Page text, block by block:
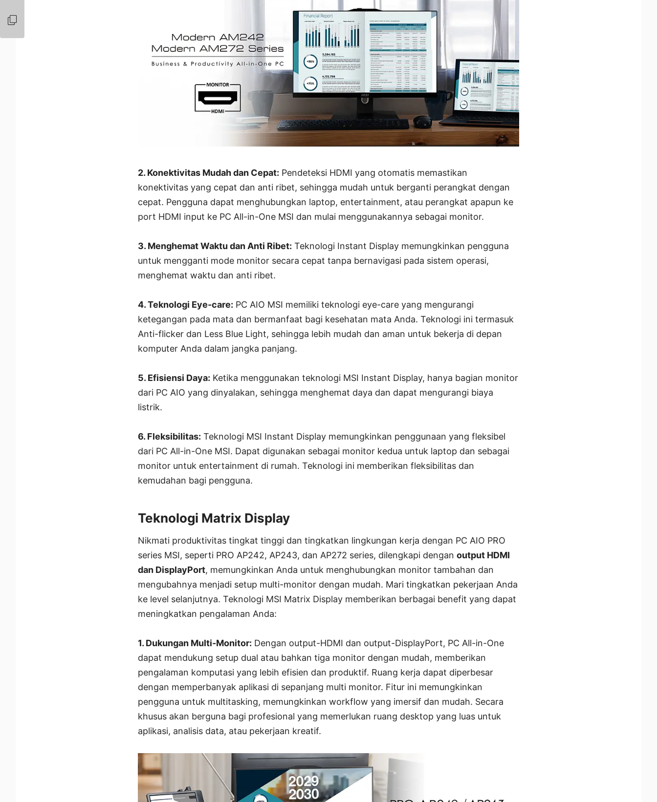
2. Konektivitas Mudah dan Cepat: Pendeteksi HDMI yang otomatis memastikan
konektivitas yang cepat dan anti ribet, sehingga mudah untuk berganti perangkat dengan
cepat. Pengguna dapat menghubungkan laptop, entertainment, atau perangkat apapun ke
port HDMI input ke PC All-in-One MSI dan mulai menggunakannya sebagai monitor.
3. Menghemat Waktu dan Anti Ribet: Teknologi Instant Display memungkinkan pengguna
untuk mengganti mode monitor secara cepat tanpa bernavigasi pada sistem operasi,
menghemat waktu dan anti ribet.
4. Teknologi Eye-care: PC AIO MSI memiliki teknologi eye-care yang mengurangi
ketegangan pada mata dan bermanfaat bagi kesehatan mata Anda. Teknologi ini termasuk
Anti-flicker dan Less Blue Light, sehingga lebih mudah dan aman untuk bekerja di depan
komputer Anda dalam jangka panjang.
5. Efisiensi Daya: Ketika menggunakan teknologi MSI Instant Display, hanya bagian monitor
dari PC AIO yang dinyalakan, sehingga menghemat daya dan dapat mengurangi biaya
listrik.
6. Fleksibilitas: Teknologi MSI Instant Display memungkinkan penggunaan yang fleksibel
dari PC All-in-One MSI. Dapat digunakan sebagai monitor kedua untuk laptop dan sebagai
monitor untuk entertainment di rumah. Teknologi ini memberikan fleksibilitas dan
kemudahan bagi pengguna.
Teknologi Matrix Display
Nikmati produktivitas tingkat tinggi dan tingkatkan lingkungan kerja dengan PC AIO PRO
series MSI, seperti PRO AP242, AP243, dan AP272 series, dilengkapi dengan output HDMI
dan DisplayPort, memungkinkan Anda untuk menghubungkan monitor tambahan dan
mengubahnya menjadi setup multi-monitor dengan mudah. Mari tingkatkan pekerjaan Anda
ke level selanjutnya. Teknologi MSI Matrix Display memberikan berbagai benefit yang dapat
meningkatkan pengalaman Anda:
1. Dukungan Multi-Monitor: Dengan output-HDMI dan output-DisplayPort, PC All-in-One
dapat mendukung setup dual atau bahkan tiga monitor dengan mudah, memberikan
pengalaman komputasi yang lebih efisien dan produktif. Ruang kerja dapat diperbesar
dengan memperbanyak aplikasi di sepanjang multi monitor. Fitur ini memungkinkan
pengguna untuk multitasking, memungkinkan workflow yang imersif dan mudah. Secara
khusus akan berguna bagi profesional yang memerlukan ruang desktop yang luas untuk
aplikasi, analisis data, atau pekerjaan kreatif.